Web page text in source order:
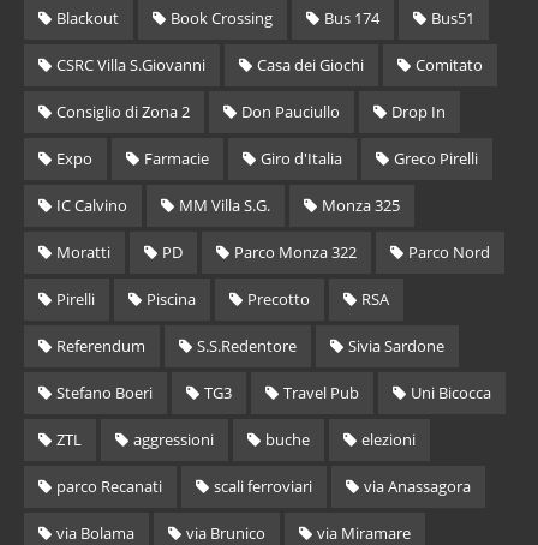
Blackout Book Crossing Bus 174 Bus51
CSRC Villa S.Giovanni Casa dei Giochi Comitato
Consiglio di Zona 2 Don Pauciullo Drop In
Expo Farmacie Giro d'Italia Greco Pirelli
IC Calvino MM Villa S.G. Monza 325
Moratti PD Parco Monza 322 Parco Nord
Pirelli Piscina Precotto RSA
Referendum S.S.Redentore Sivia Sardone
Stefano Boeri TG3 Travel Pub Uni Bicocca
ZTL aggressioni buche elezioni
parco Recanati scali ferroviari via Anassagora
via Bolama via Brunico via Miramare